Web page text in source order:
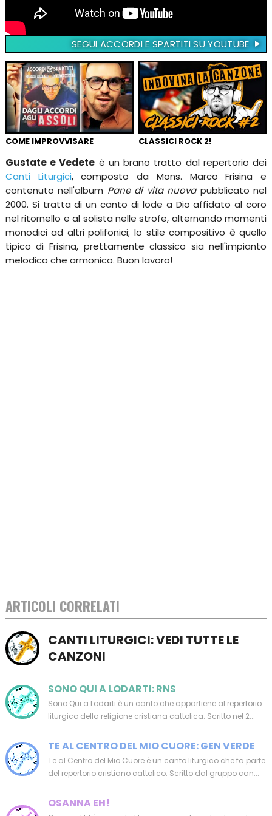
SEGUI ACCORDI E SPARTITI SU YOUTUBE
COME IMPROVVISARE CLASSICI ROCK 2!
Gustate e Vedete è un brano tratto dal repertorio dei
Canti Liturgici, composto da Mons. Marco Frisina e
contenuto nell'album Pane di vita nuovapubblicato nel
2000. Si tratta di un canto di lode a Dio affidato al coro
nel ritornello e al solista nelle strofe, alternando momenti
monodici ad altri polifonici; lo stile compositivo è quello
tipico di Frisina, prettamente classico sia nell'impianto
melodico che armonico. Buon lavoro!
ARTICOLI CORRELATI
CANTI LITURGICI: VEDI TUTTE LE
CANZONI
SONO QUI A LODARTI: RNS
Sono Qui a Lodarti è un canto che appartiene al repertorio
liturgico della religione cristiana cattolica. Scritto nel 2...
TE AL CENTRO DEL MIO CUORE: GEN VERDE
Te al Centro del Mio Cuore è un canto liturgico che fa parte
del repertorio cristiano cattolico. Scritto dal gruppo can...
OSANNA EH!